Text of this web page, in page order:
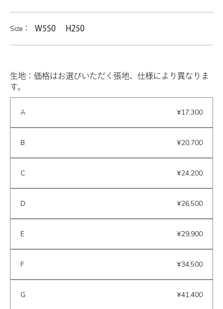
Size： W550 H250
生地：価格はお選びいただく張地、仕様により異なりま
す。
A ¥17,300
B ¥20,700
C ¥24,200
D ¥26,500
E ¥29,900
F ¥34,500
G ¥41,400